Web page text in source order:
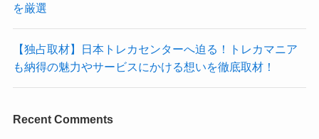
を厳選
【独占取材】日本トレカセンターへ迫る！トレカマニア
も納得の魅力やサービスにかける想いを徹底取材！
Recent Comments